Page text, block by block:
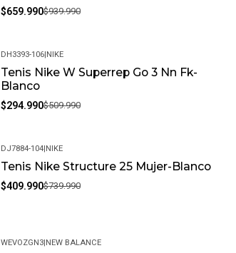
$659.990$939.990
-42%
DH3393-106|NIKE
Tenis Nike W Superrep Go 3 Nn Fk-
Blanco
$294.990$509.990
-45%
DJ7884-104|NIKE
Tenis Nike Structure 25 Mujer-Blanco
$409.990$739.990
WEVOZGN3|NEW BALANCE